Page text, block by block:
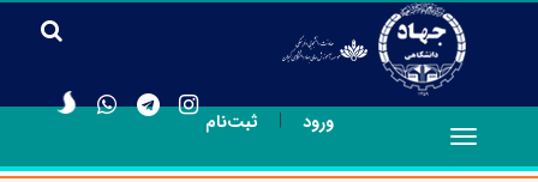
ورود | ثبت‌نام
Toggle
navigation